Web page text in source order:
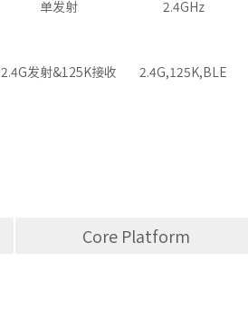
单发射 2.4GHz
2.4G发射&125K接收 2.4G,125K,BLE
Core Platform